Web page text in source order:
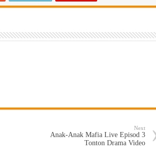
Next
Anak-Anak Mafia Live Episod 3
Tonton Drama Video